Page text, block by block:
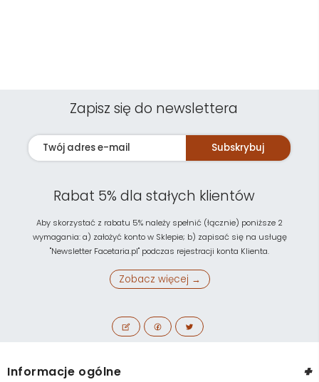
Zapisz się do newslettera
Subskrybuj
Rabat 5% dla stałych klientów
Aby skorzystać z rabatu 5% należy spełnić (łącznie) poniższe 2
wymagania: a) założyć konto w Sklepie; b) zapisać się na usługę
"Newsletter Facetaria.pl" podczas rejestracji konta Klienta.
Zobacz więcej →
Informacje ogólne +